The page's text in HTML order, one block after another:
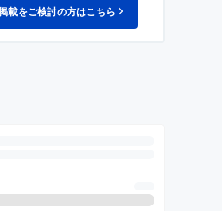
載をご検討の方はこちら